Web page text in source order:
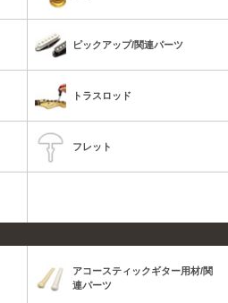
ピックアップ/関連パーツ
トラスロッド
フレット
アコースティックギター用材/関
連パーツ